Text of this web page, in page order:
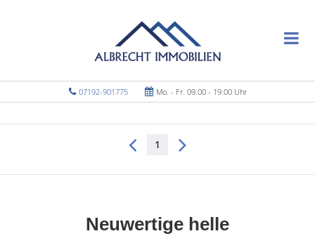
07192-901775 Mo. - Fr. 09.00 - 19.00 Uhr
1
Neuwertige helle